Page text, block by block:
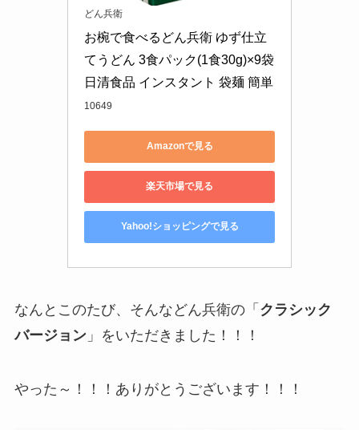
どん兵衛
お椀で食べるどん兵衛 ゆず仕立
てうどん 3食パック(1食30g)×9袋
日清食品 インスタント 袋麺 簡単
10649
Amazonで見る
楽天市場で見る
Yahoo!ショッピングで見る
なんとこのたび、そんなどん兵衛の「 クラシック
バージョン」をいただきました！！！
やった～！！！ありがとうございます！！！